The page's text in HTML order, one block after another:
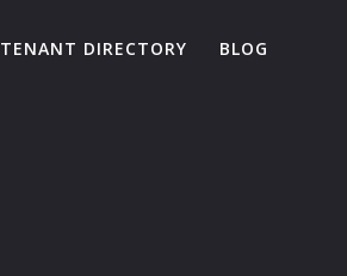
TENANT DIRECTORY BLOG